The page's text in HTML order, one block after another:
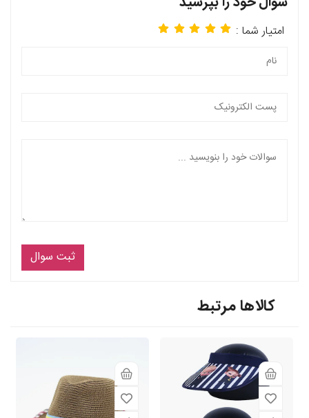
امتیار شما :
ثبت سوال
کالاها مرتبط